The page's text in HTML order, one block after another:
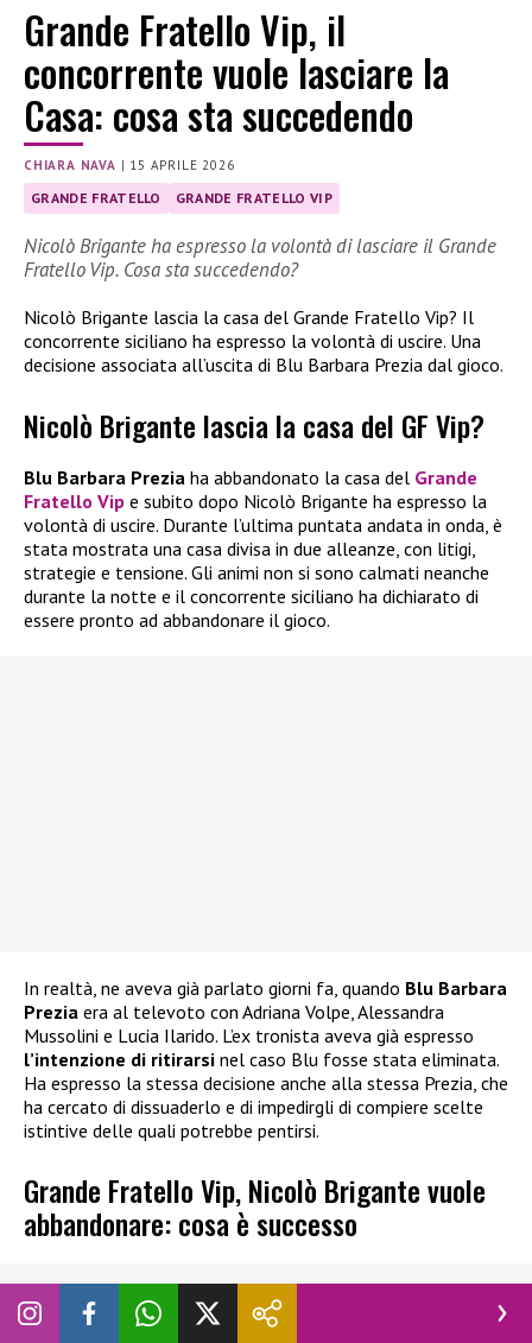
Grande Fratello Vip, il
concorrente vuole lasciare la
Casa: cosa sta succedendo
CHIARA NAVA | 15 APRILE 2026
GRANDE FRATELLO GRANDE FRATELLO VIP
Nicolò Brigante ha espresso la volontà di lasciare il Grande
Fratello Vip. Cosa sta succedendo?
Nicolò Brigante lascia la casa del Grande Fratello Vip? Il
concorrente siciliano ha espresso la volontà di uscire. Una
decisione associata all’uscita di Blu Barbara Prezia dal gioco.
Nicolò Brigante lascia la casa del GF Vip?
Blu Barbara Prezia ha abbandonato la casa del Grande
Fratello Vip e subito dopo Nicolò Brigante ha espresso la
volontà di uscire. Durante l’ultima puntata andata in onda, è
stata mostrata una casa divisa in due alleanze, con litigi,
strategie e tensione. Gli animi non si sono calmati neanche
durante la notte e il concorrente siciliano ha dichiarato di
essere pronto ad abbandonare il gioco.
In realtà, ne aveva già parlato giorni fa, quando Blu Barbara
Prezia era al televoto con Adriana Volpe, Alessandra
Mussolini e Lucia Ilarido. L’ex tronista aveva già espresso
l’intenzione di ritirarsi nel caso Blu fosse stata eliminata.
Ha espresso la stessa decisione anche alla stessa Prezia, che
ha cercato di dissuaderlo e di impedirgli di compiere scelte
istintive delle quali potrebbe pentirsi.
Grande Fratello Vip, Nicolò Brigante vuole
abbandonare: cosa è successo